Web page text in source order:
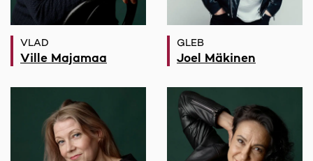
VLAD
Ville Majamaa
GLEB
Joel Mäkinen